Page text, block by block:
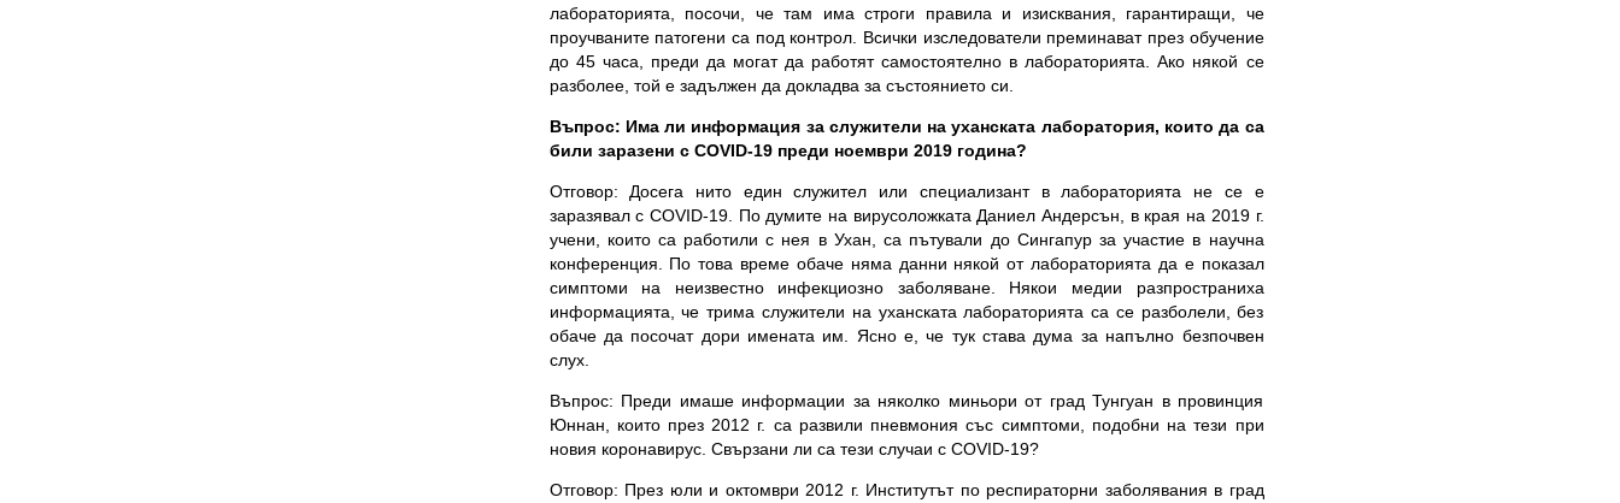
лабораторията, посочи, че там има строги правила и изисквания, гарантиращи, че
проучваните патогени са под контрол. Всички изследователи преминават през обучение
до 45 часа, преди да могат да работят самостоятелно в лабораторията. Ако някой се
разболее, той е задължен да докладва за състоянието си.
Въпрос: Има ли информация за служители на уханската лаборатория, които да са
били заразени с COVID-19 преди ноември 2019 година?
Отговор: Досега нито един служител или специализант в лабораторията не се е
заразявал с COVID-19. По думите на вирусоложката Даниел Андерсън, в края на 2019 г.
учени, които са работили с нея в Ухан, са пътували до Сингапур за участие в научна
конференция. По това време обаче няма данни някой от лабораторията да е показал
симптоми на неизвестно инфекциозно заболяване. Някои медии разпространиха
информацията, че трима служители на уханската лабораторията са се разболели, без
обаче да посочат дори имената им. Ясно е, че тук става дума за напълно безпочвен
слух.
Въпрос: Преди имаше информации за няколко миньори от град Тунгуан в провинция
Юннан, които през 2012 г. са развили пневмония със симптоми, подобни на тези при
новия коронавирус. Свързани ли са тези случаи с COVID-19?
Отговор: През юли и октомври 2012 г. Институтът по респираторни заболявания в град